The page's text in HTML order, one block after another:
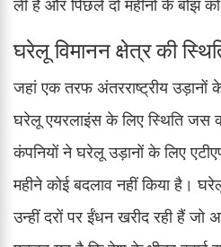
घरेलू विमानन क्षेत्र की
जहां एक तरफ अंतरराष्ट्रीय
घरेलू एयरलाइंस के लिए स्थिति जस
कंपनियों ने घरेलू उड़ानों के लिए
महीने कोई बदलाव नहीं किया है।
उन्हीं दरों पर ईंधन खरीद रही हैं